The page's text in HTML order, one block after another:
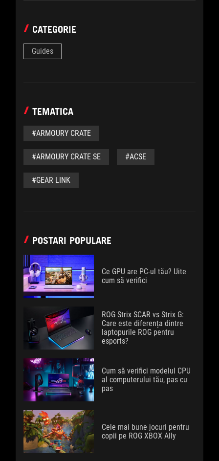
CATEGORIE
Guides
TEMATICA
#ARMOURY CRATE
#ARMOURY CRATE SE #ACSE
#GEAR LINK
POSTARI POPULARE
Ce GPU are PC-ul tău? Uite
cum să verifici
ROG Strix SCAR vs Strix G:
Care este diferența dintre
laptopurile ROG pentru
esports?
Cum să verifici modelul CPU
al computerului tău, pas cu
pas
Cele mai bune jocuri pentru
copii pe ROG XBOX Ally